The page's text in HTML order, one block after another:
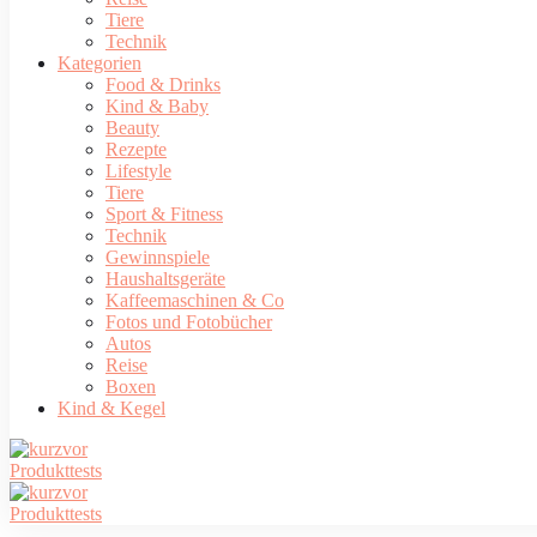
Tiere
Technik
Kategorien
Food & Drinks
Kind & Baby
Beauty
Rezepte
Lifestyle
Tiere
Sport & Fitness
Technik
Gewinnspiele
Haushaltsgeräte
Kaffeemaschinen & Co
Fotos und Fotobücher
Autos
Reise
Boxen
Kind & Kegel